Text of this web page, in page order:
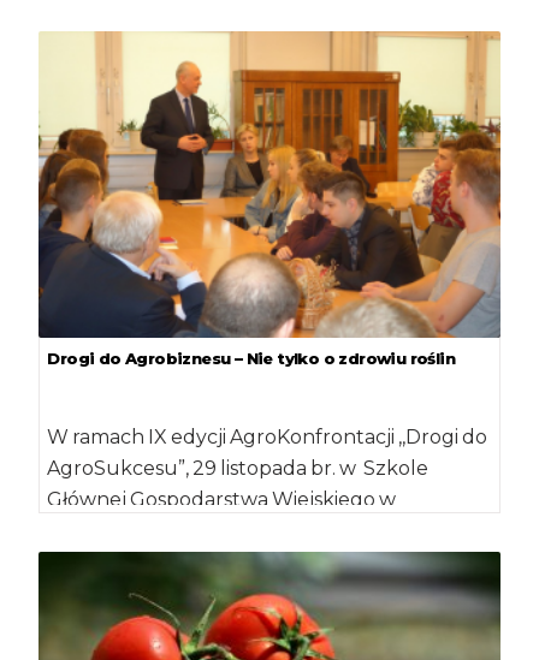
Drogi do Agrobiznesu – Nie tylko o zdrowiu roślin
W ramach IX edycji AgroKonfrontacji ,,Drogi do
AgroSukcesu”, 29 listopada br. w Szkole
Głównej Gospodarstwa Wiejskiego w